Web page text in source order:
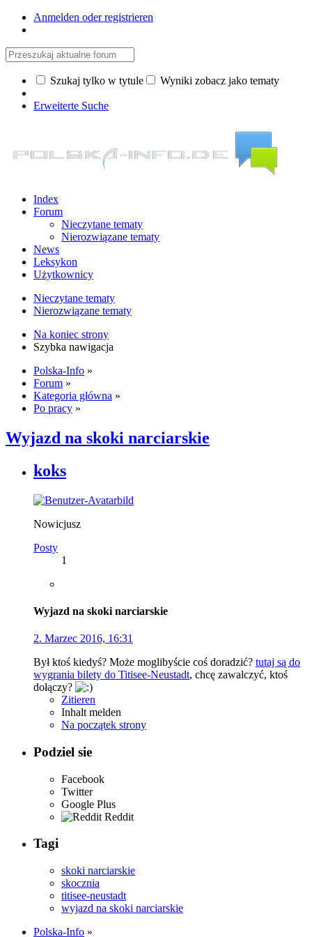
Anmelden oder registrieren
Szukaj tylko w tytule Wyniki zobacz jako tematy
Erweiterte Suche
Index
Forum
Nieczytane tematy
Nierozwiązane tematy
News
Leksykon
Użytkownicy
Nieczytane tematy
Nierozwiązane tematy
Na koniec strony
Szybka nawigacja
Polska-Info »
Forum »
Kategoria główna »
Po pracy »
Wyjazd na skoki narciarskie
koks
Nowicjusz
Posty
1
Wyjazd na skoki narciarskie
2. Marzec 2016, 16:31
Był ktoś kiedyś? Może moglibyście coś doradzić? tutaj są do
wygrania bilety do Titisee-Neustadt, chcę zawalczyć, ktoś
dołączy?
Zitieren
Inhalt melden
Na początek strony
Podziel sie
Facebook
Twitter
Google Plus
Reddit
Tagi
skoki narciarskie
skocznia
titisee-neustadt
wyjazd na skoki narciarskie
Polska-Info »